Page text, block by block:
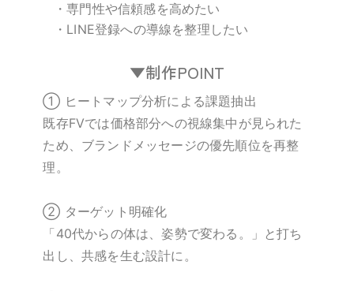
・専門性や信頼感を高めたい
・LINE登録への導線を整理したい
▼制作POINT
① ヒートマップ分析による課題抽出
既存FVでは価格部分への視線集中が見られた
ため、ブランドメッセージの優先順位を再整
理。
② ターゲット明確化
「40代からの体は、姿勢で変わる。」と打ち
出し、共感を生む設計に。